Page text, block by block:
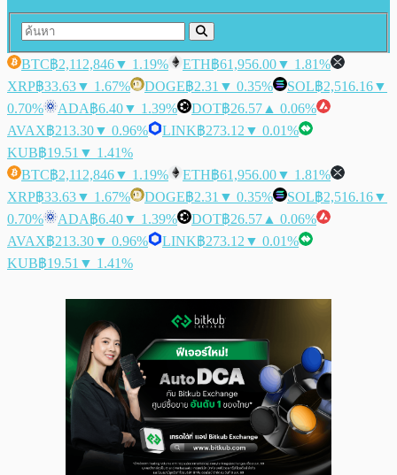
BTC฿2,112,846▼ 1.19% ETH฿61,956.00▼ 1.81%
XRP฿33.63▼ 1.67% DOGE฿2.31 ▼ 0.35% SOL฿2,516.16▼
0.70%
ADA฿6.40▼ 1.39% DOT฿26.57 ▲ 0.06%
AVAX฿213.30▼ 0.96% LINK฿273.12 ▼ 0.01%
KUB฿19.51 ▼ 1.41%
BTC฿2,112,846▼ 1.19% ETH฿61,956.00▼ 1.81%
XRP฿33.63▼ 1.67% DOGE฿2.31 ▼ 0.35% SOL฿2,516.16▼
0.70%
ADA฿6.40▼ 1.39% DOT฿26.57 ▲ 0.06%
AVAX฿213.30▼ 0.96% LINK฿273.12 ▼ 0.01%
KUB฿19.51 ▼ 1.41%